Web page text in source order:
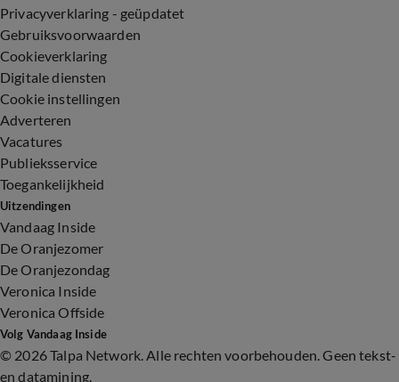
Privacyverklaring - geüpdatet
Gebruiksvoorwaarden
Cookieverklaring
Digitale diensten
Cookie instellingen
Adverteren
Vacatures
Publieksservice
Toegankelijkheid
Uitzendingen
Vandaag Inside
De Oranjezomer
De Oranjezondag
Veronica Inside
Veronica Offside
Volg Vandaag Inside
© 2026 Talpa Network. Alle rechten voorbehouden. Geen tekst-
en datamining.